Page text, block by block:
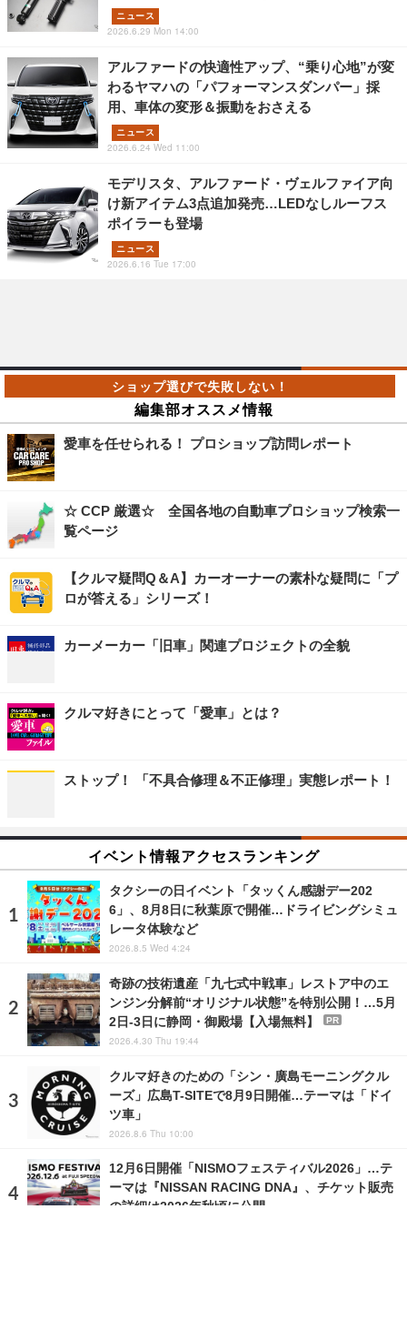
ニュース
2026.6.29 Mon 14:00
アルファードの快適性アップ、“乗り心地”が変
わるヤマハの「パフォーマンスダンパー」採
用、車体の変形＆振動をおさえる
ニュース
2026.6.24 Wed 11:00
モデリスタ、アルファード・ヴェルファイア向
け新アイテム3点追加発売…LEDなしルーフス
ポイラーも登場
ニュース
2026.6.16 Tue 17:00
編集部オススメ情報
愛車を任せられる！ プロショップ訪問レポート
☆ CCP 厳選☆ 全国各地の自動車プロショップ検索一
覧ページ
【クルマ疑問Q＆A】カーオーナーの素朴な疑問に「プ
ロが答える」シリーズ！
カーメーカー「旧車」関連プロジェクトの全貌
クルマ好きにとって「愛車」とは？
ストップ！ 「不具合修理＆不正修理」実態レポート！
イベント情報アクセスランキング
タクシーの日イベント「タッくん感謝デー202
6」、8月8日に秋葉原で開催…ドライビングシミュ
レータ体験など
2026.8.5 Wed 4:24
奇跡の技術遺産「九七式中戦車」レストア中のエ
ンジン分解前“オリジナル状態”を特別公開！…5月
2日-3日に静岡・御殿場【入場無料】
PR
2026.4.30 Thu 19:44
クルマ好きのための「シン・廣島モーニングクル
ーズ」広島T-SITEで8月9日開催…テーマは「ドイ
ツ車」
2026.8.6 Thu 10:00
12月6日開催「NISMOフェスティバル2026」…テ
ーマは『NISSAN RACING DNA』、チケット販売
の詳細は2026年秋頃に公開